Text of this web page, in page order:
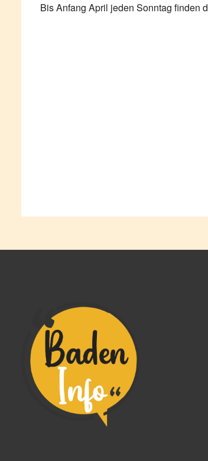
Bis Anfang April jeden Sonntag finden